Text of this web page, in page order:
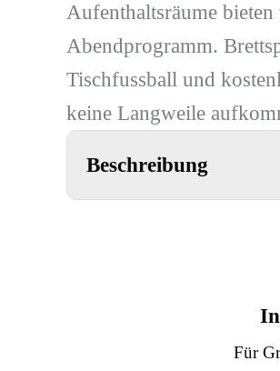
Aufenthaltsräume
Abendprogramm.
Tischfussball und
keine Langweile
Beschreibung
Für